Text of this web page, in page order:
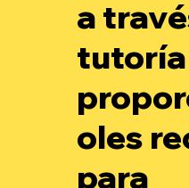
a
oles
para